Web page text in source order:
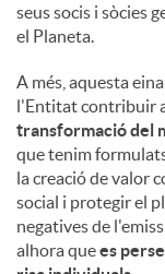
seus socis i sòcies
el Planeta.
A més, aquesta
l'Entitat contribuir
transformació del
que tenim
la creació de valor
social i protegir el
negatives de
alhora quees